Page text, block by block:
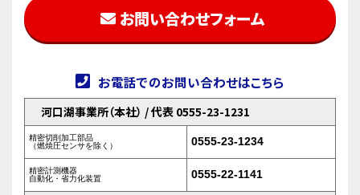
お問い合わせフォーム
お電話でのお問い合わせはこちら
河口湖事業所（本社） / 代表 0555-23-1231
精密切削加工部品
（燃焼圧センサを除く）
0555-23-1234
精密計測機器
自動化・省力化装置
0555-22-1141